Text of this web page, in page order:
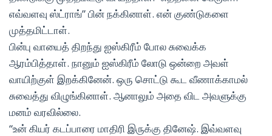
எவ்வளவு ஸ்ட்ராங்” பின் நக்கினாள். என் குண்டுகளை
முத்தமிட்டாள்.
பின்பு வாயைத் திறந்து ஐஸ்கிரீம் போல சுவைக்க
ஆரம்பித்தாள். நானும் ஐஸ்கிரீம் லோடு ஒன்றை அவள்
வாயிற்குள் இறக்கினேன். ஒரு சொட்டு கூட வீணாக்காமல்
சுவைத்து விழுங்கினாள். ஆனாலும் அதை விட அவளுக்கு
மனம் வரவில்லை.
“உன் கியர் கடப்பாரை மாதிரி இருக்கு தினேஷ். இவ்வளவு